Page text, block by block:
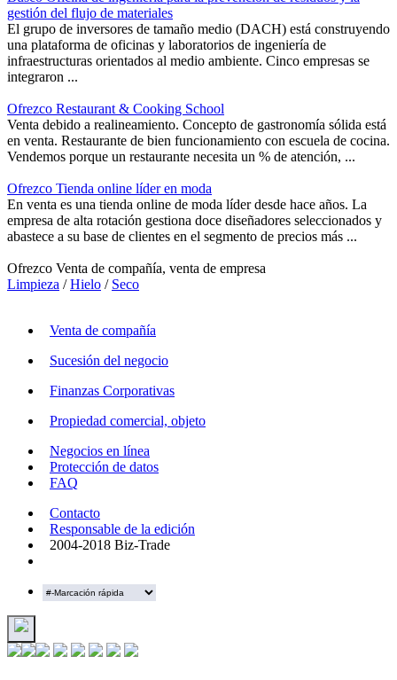
gestión del flujo de materiales
El grupo de inversores de tamaño medio (DACH) está construyendo
una plataforma de oficinas y laboratorios de ingeniería de
infraestructuras orientados al medio ambiente. Cinco empresas se
integraron ...
Ofrezco Restaurant & Cooking School
Venta debido a realineamiento. Concepto de gastronomía sólida está
en venta. Restaurante de bien funcionamiento con escuela de cocina.
Vendemos porque un restaurante necesita un % de atención, ...
Ofrezco Tienda online líder en moda
En venta es una tienda online de moda líder desde hace años. La
empresa de alta rotación gestiona doce diseñadores seleccionados y
abastece a su base de clientes en el segmento de precios más ...
Ofrezco Venta de compañía, venta de empresa
Limpieza /Hielo / Seco
Venta de compañía
Sucesión del negocio
Finanzas Corporativas
Propiedad comercial, objeto
Negocios en línea
Protección de datos
FAQ
Contacto
Responsable de la edición
2004-2018 Biz-Trade